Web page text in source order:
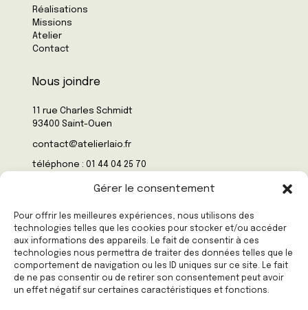
Gérer le consentement
Pour offrir les meilleures expériences, nous utilisons des
technologies telles que les cookies pour stocker et/ou accéder
aux informations des appareils. Le fait de consentir à ces
technologies nous permettra de traiter des données telles que le
comportement de navigation ou les ID uniques sur ce site. Le fait
de ne pas consentir ou de retirer son consentement peut avoir
un effet négatif sur certaines caractéristiques et fonctions.
Réalisations
Missions
Atelier
Contact
Nous joindre
11 rue Charles Schmidt
93400 Saint-Ouen
contact@atelierlaio.fr
téléphone : 01 44 04 25 70
Instagram
Facebook
Linkedin